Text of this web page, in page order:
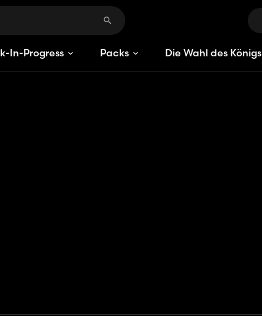
In-Progress Packs Die Wahl des Königs